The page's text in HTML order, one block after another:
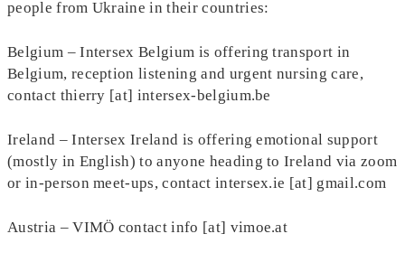
people from Ukraine in their countries:
Belgium – Intersex Belgium is offering transport in
Belgium, reception listening and urgent nursing care,
contact thierry [at] intersex-belgium.be
Ireland – Intersex Ireland is offering emotional support
(mostly in English) to anyone heading to Ireland via zoom
or in-person meet-ups, contact intersex.ie [at] gmail.com
Austria – VIMÖ contact info [at] vimoe.at